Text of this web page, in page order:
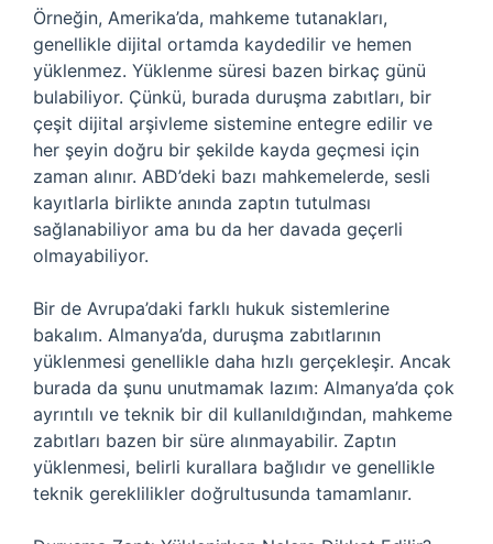
Örneğin, Amerika’da, mahkeme tutanakları,
genellikle dijital ortamda kaydedilir ve hemen
yüklenmez. Yüklenme süresi bazen birkaç günü
bulabiliyor. Çünkü, burada duruşma zabıtları, bir
çeşit dijital arşivleme sistemine entegre edilir ve
her şeyin doğru bir şekilde kayda geçmesi için
zaman alınır. ABD’deki bazı mahkemelerde, sesli
kayıtlarla birlikte anında zaptın tutulması
sağlanabiliyor ama bu da her davada geçerli
olmayabiliyor.
Bir de Avrupa’daki farklı hukuk sistemlerine
bakalım. Almanya’da, duruşma zabıtlarının
yüklenmesi genellikle daha hızlı gerçekleşir. Ancak
burada da şunu unutmamak lazım: Almanya’da çok
ayrıntılı ve teknik bir dil kullanıldığından, mahkeme
zabıtları bazen bir süre alınmayabilir. Zaptın
yüklenmesi, belirli kurallara bağlıdır ve genellikle
teknik gereklilikler doğrultusunda tamamlanır.